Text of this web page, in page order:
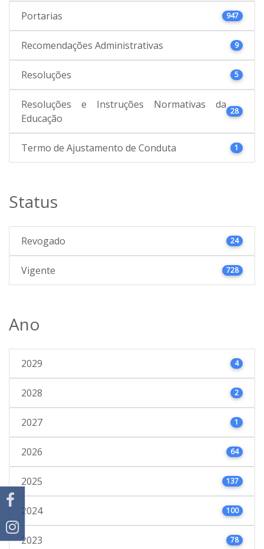
Portarias 947
Recomendações Administrativas 9
Resoluções 5
Resoluções e Instruções Normativas da
Educação
28
Termo de Ajustamento de Conduta 1
Status
Revogado 24
Vigente 728
Ano
2029 4
2028 2
2027 1
2026 64
2025 137
2024 100
2023 78